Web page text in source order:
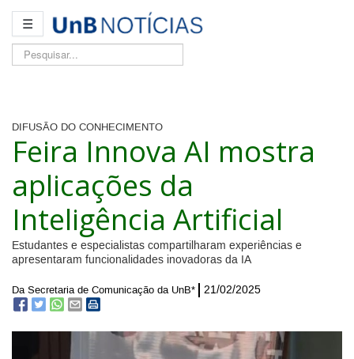
☰
Pesquisar...
DIFUSÃO DO CONHECIMENTO
Feira Innova AI mostra
aplicações da
Inteligência Artificial
Estudantes e especialistas compartilharam experiências e
apresentaram funcionalidades inovadoras da IA
Da Secretaria de Comunicação da UnB* 21/02/2025